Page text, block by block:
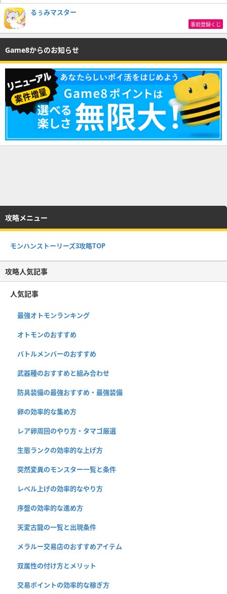
るぅみマスター
事前登録くじ
Game8からのお知らせ
攻略メニュー
モンハンストーリーズ3攻略TOP
攻略人気記事
人気記事
最強オトモンランキング
オトモンのおすすめ
バトルメンバーのおすすめ
武器種のおすすめと組み合わせ
防具装備の最強おすすめ・最強装備
卵の効率的な集め方
レア卵周回のやり方・タマゴ厳選
生態ランクの効率的な上げ方
突然変異のモンスター一覧と条件
レベル上げの効率的なやり方
序盤の効率的な進め方
天変古龍の一覧と出現条件
メラルー交易店のおすすめアイテム
双属性の付け方とメリット
交易ポイントの効率的な稼ぎ方